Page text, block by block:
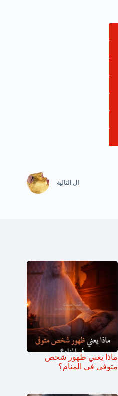
ال التالية
ماذا يعني ظهور شخص
متوفى في المنام؟